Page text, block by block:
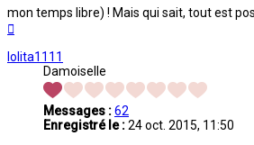
mon temps libre) ! Mais qui sait, tout est
lolita1111
Damoiselle
Messages :62
Enregistré le :24 oct. 2015, 11:50